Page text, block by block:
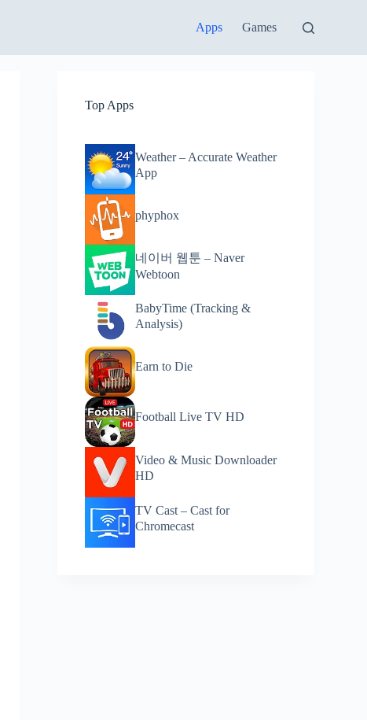
Apps Games
Top Apps
Weather – Accurate Weather
App
phyphox
네이버 웹툰 – Naver
Webtoon
BabyTime (Tracking &
Analysis)
Earn to Die
Football Live TV HD
Video & Music Downloader
HD
TV Cast – Cast for
Chromecast